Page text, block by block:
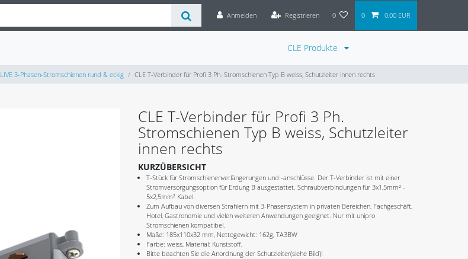
Anmelden Registrieren 0 0 0,00 EUR
CLE Produkte
LIVE 3-Phasen-Stromschienen rund & eckig CLE T-Verbinder für Profi 3 Ph. Stromschienen Typ B weiss, Schutzleiter innen rechts
CLE T-Verbinder für Profi 3 Ph.
Stromschienen Typ B weiss, Schutzleiter
innen rechts
KURZÜBERSICHT
T-Stück für Stromschienenverlängerungen und -anschlüsse. Der T-Verbinder ist mit einer
Stromversorgungsoption für Erdung B ausgestattet. Schraubverbindungen für 3x1,5mm² -
5x2,5mm² Kabel.
Zum Aufbau von diversen Strahlern mit 3-Phasensystem in privaten Bereichen, Fachgeschäft,
Hotel, Gastronomie und vielen weiteren Anwendungen geeignet. Nur mit unipro
Stromschienen kompatibel.
Maße: 185x110x32 mm, Nettogewicht: 162g, TA3BW
Farbe: weiss, Material: Kunststoff,
Bitte beachten Sie die Anordnung der Schutzleiter(siehe Bild)!